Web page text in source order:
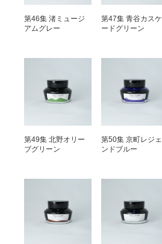
第46集 渚ミュージ
アムグレー
第47集 青谷カスケ
ードグリーン
第49集 北野オリー
ブグリーン
第50集 京町レジェ
ンドブルー